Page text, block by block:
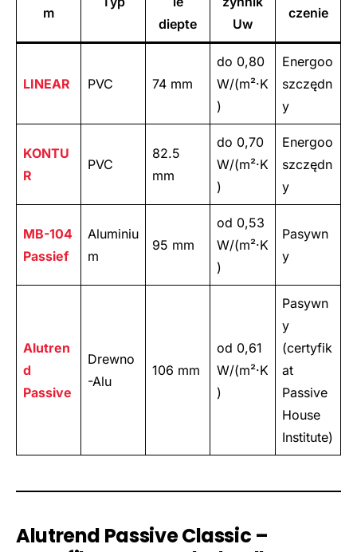
m
diepte
Uw
czenie
LINEAR PVC 74 mm
do 0,80
W/(m²·K
)
Energoo
szczędn
y
KONTU
R
PVC
82.5
mm
do 0,70
W/(m²·K
)
Energoo
szczędn
y
MB-104
Passief
Aluminiu
m
95 mm
od 0,53
W/(m²·K
)
Pasywn
y
Alutren
d
Passive
Drewno
-Alu
106 mm
od 0,61
W/(m²·K
)
Pasywn
y
(certyfik
at
Passive
House
Institute)
Alutrend Passive Classic –